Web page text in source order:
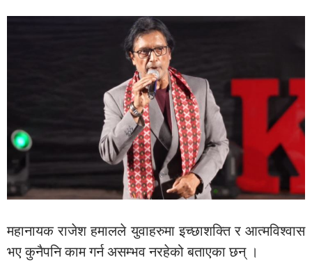
महानायक राजेश हमालले युवाहरुमा इच्छाशक्ति र आत्मविश्वास
भए कुनैपनि काम गर्न असम्भव नरहेको बताएका छन् ।